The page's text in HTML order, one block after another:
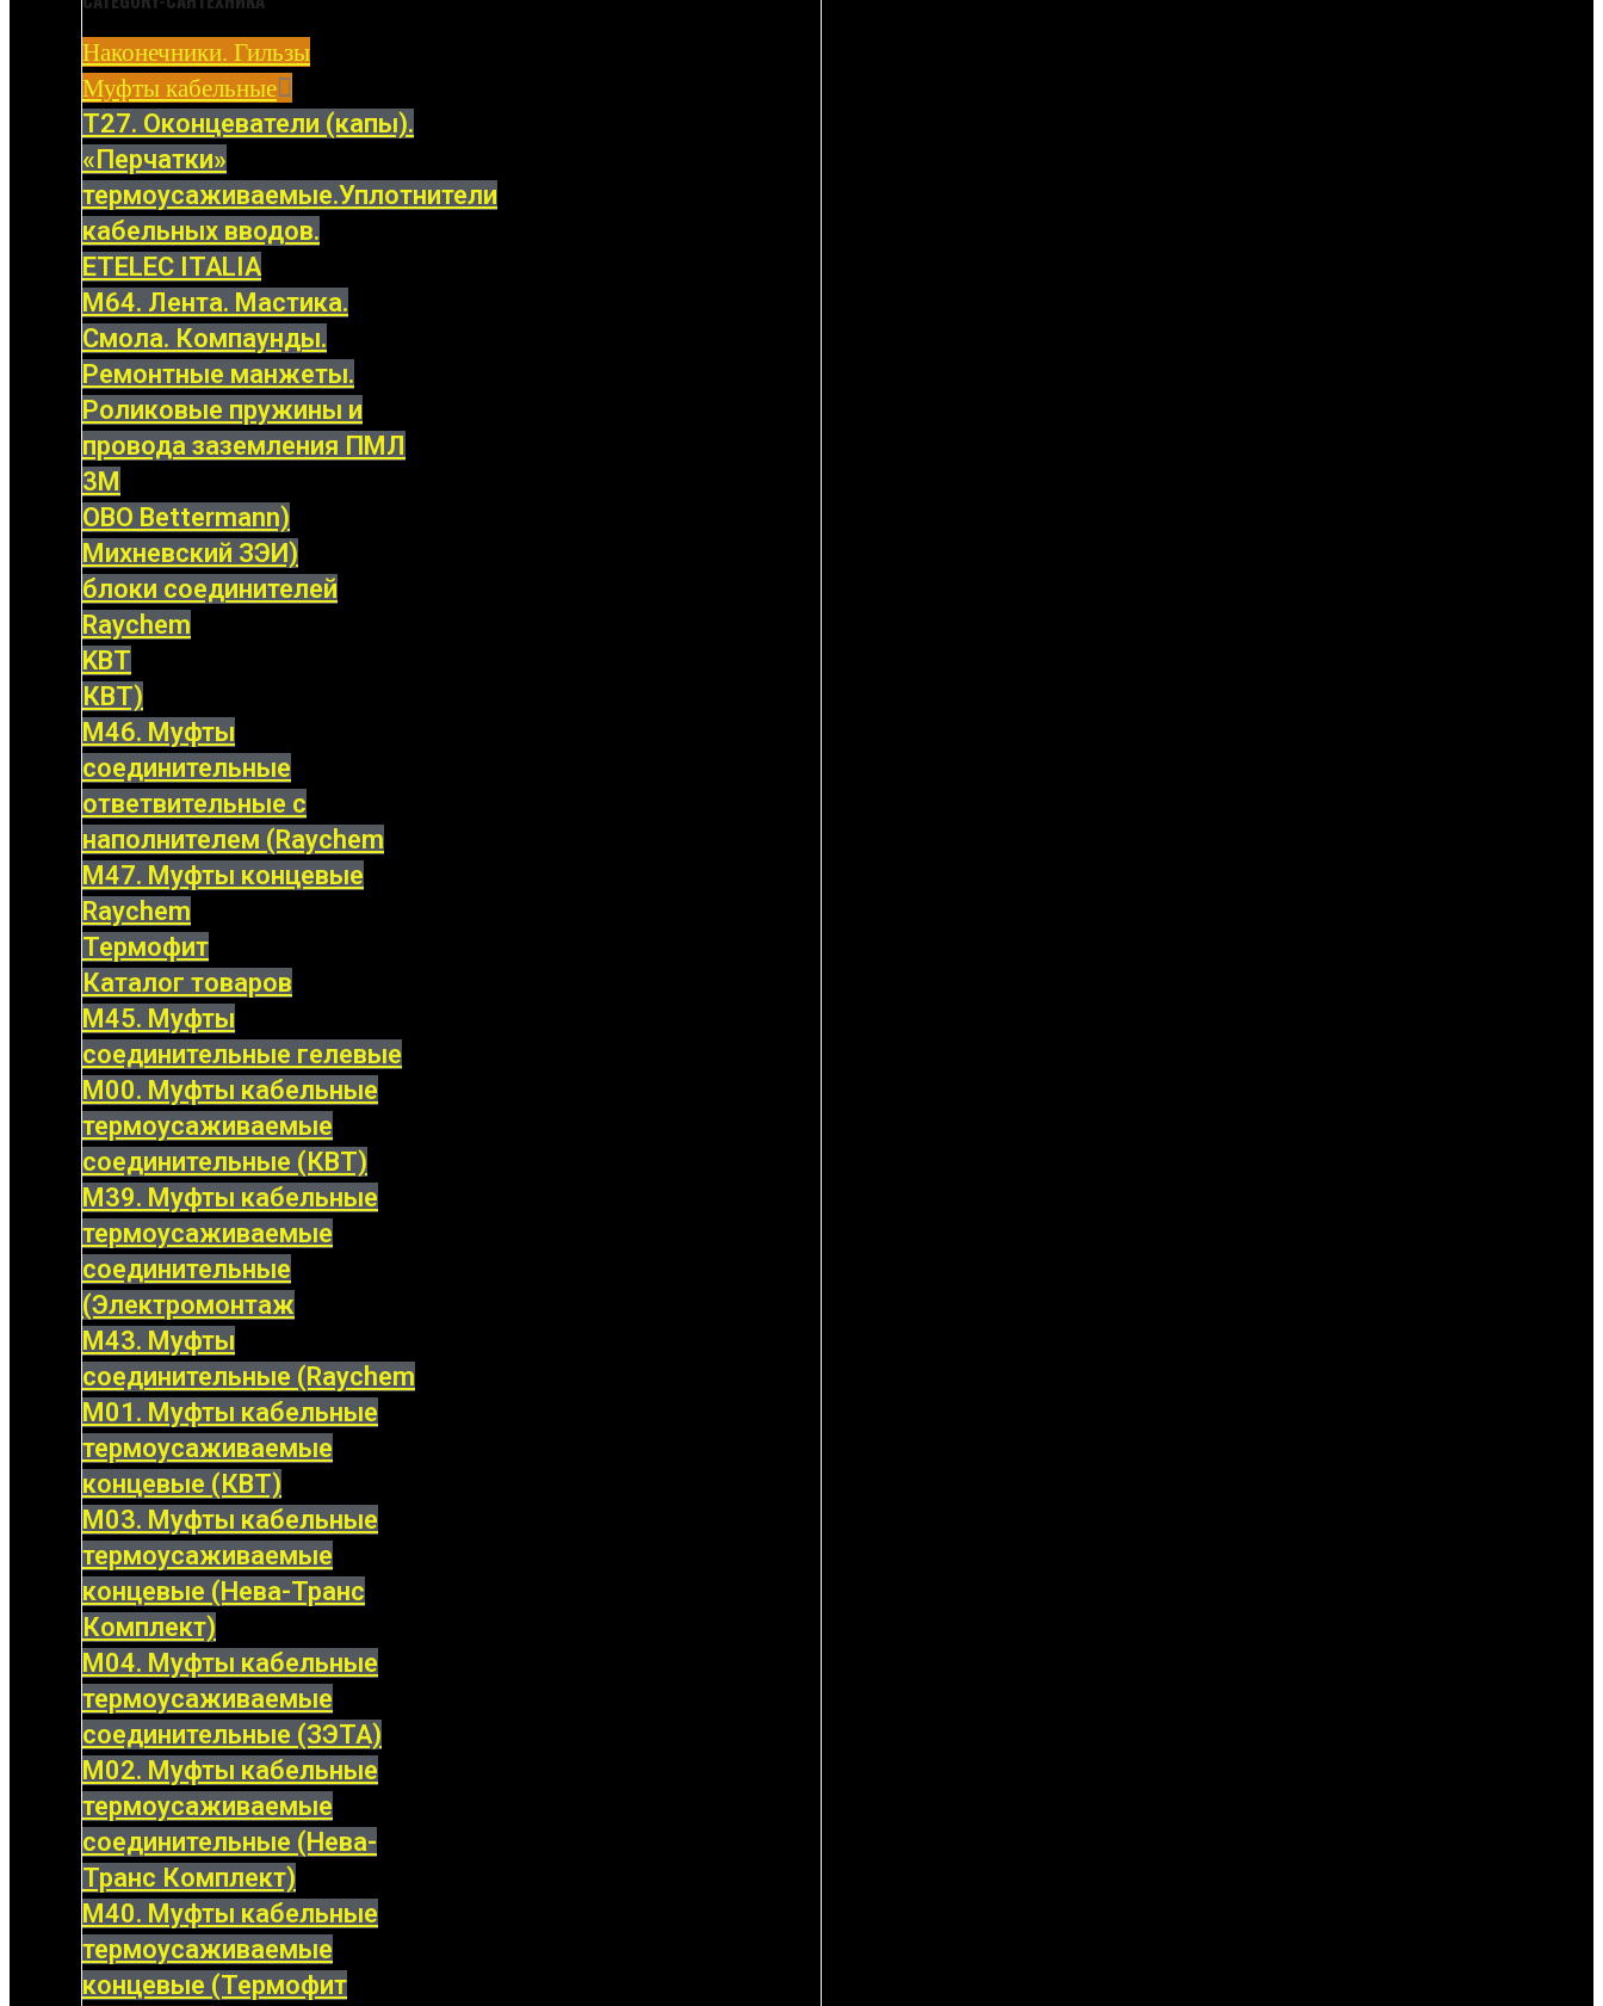
Наконечники. Гильзы
Муфты кабельные
Т27. Оконцеватели (капы).
«Перчатки»
термоусаживаемые.Уплотнители
кабельных вводов.
ETELEC ITALIA
М64. Лента. Мастика.
Смола. Компаунды.
Ремонтные манжеты.
Роликовые пружины и
провода заземления ПМЛ
3M
OBO Bettermann)
Михневский ЗЭИ)
блоки соединителей
Raychem
KBT
КВТ)
М46. Муфты
соединительные
ответвительные с
наполнителем (Raychem
М47. Муфты концевые
Raychem
Термофит
Каталог товаров
М45. Муфты
соединительные гелевые
М00. Муфты кабельные
термоусаживаемые
соединительные (КВТ)
М39. Муфты кабельные
термоусаживаемые
соединительные
(Электромонтаж
М43. Муфты
соединительные (Raychem
М01. Муфты кабельные
термоусаживаемые
концевые (КВТ)
М03. Муфты кабельные
термоусаживаемые
концевые (Нева-Транс
Комплект)
М04. Муфты кабельные
термоусаживаемые
соединительные (ЗЭТА)
М02. Муфты кабельные
термоусаживаемые
соединительные (Нева-
Транс Комплект)
М40. Муфты кабельные
термоусаживаемые
концевые (Термофит